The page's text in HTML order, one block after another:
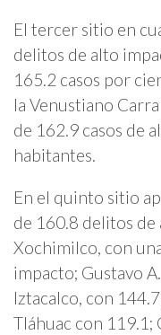
El tercer sitio en
delitos de alto
165.2 casos por
la Venustiano
de 162.9 casos de
habitantes.
En el quinto sitio
de 160.8 delitos de
Xochimilco, con
impacto; Gustavo
Iztacalco, con
Tláhuac con 119.1;